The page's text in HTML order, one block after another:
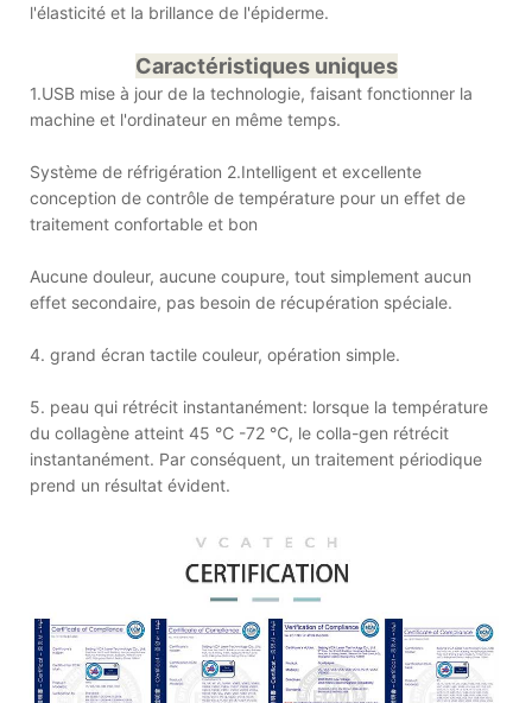
l'élasticité et la brillance de l'épiderme.
Caractéristiques uniques
1.USB mise à jour de la technologie, faisant fonctionner la
machine et l'ordinateur en même temps.
Système de réfrigération 2.Intelligent et excellente
conception de contrôle de température pour un effet de
traitement confortable et bon
Aucune douleur, aucune coupure, tout simplement aucun
effet secondaire, pas besoin de récupération spéciale.
4. grand écran tactile couleur, opération simple.
5. peau qui rétrécit instantanément: lorsque la température
du collagène atteint 45 ℃ -72 ℃, le colla-gen rétrécit
instantanément. Par conséquent, un traitement périodique
prend un résultat évident.